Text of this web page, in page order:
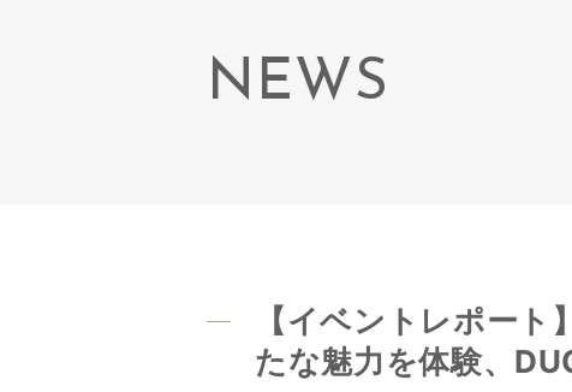
NEWS
【イベントレポー
たな魅力を体験、